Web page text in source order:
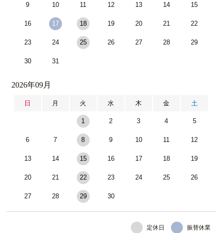
9 10 11 12 13 14 15
16 17 18 19 20 21 22
23 24 25 26 27 28 29
30 31
2026年09月
日 月 火 水 木 金 土
1 2 3 4 5
6 7 8 9 10 11 12
13 14 15 16 17 18 19
20 21 22 23 24 25 26
27 28 29 30
定休日 振替休業